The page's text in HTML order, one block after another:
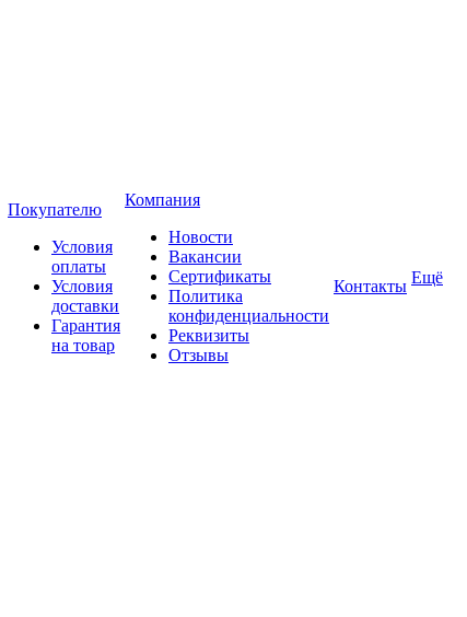
Покупателю
Условия
оплаты
Условия
доставки
Гарантия
на товар
Компания
Новости
Вакансии
Сертификаты
Политика
конфиденциальности
Реквизиты
Отзывы
Контакты Ещё